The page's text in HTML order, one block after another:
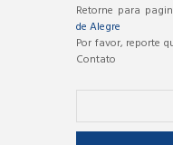
Retorne para
de Alegre
Por favor, reporte
Contato